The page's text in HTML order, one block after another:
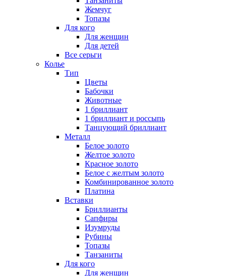
Жемчуг
Топазы
Для кого
Для женщин
Для детей
Все серьги
Колье
Тип
Цветы
Бабочки
Животные
1 бриллиант
1 бриллиант и россыпь
Танцующий бриллиант
Металл
Белое золото
Желтое золото
Красное золото
Белое с желтым золото
Комбинированное золото
Платина
Вставки
Бриллианты
Сапфиры
Изумруды
Рубины
Топазы
Танзаниты
Для кого
Для женщин